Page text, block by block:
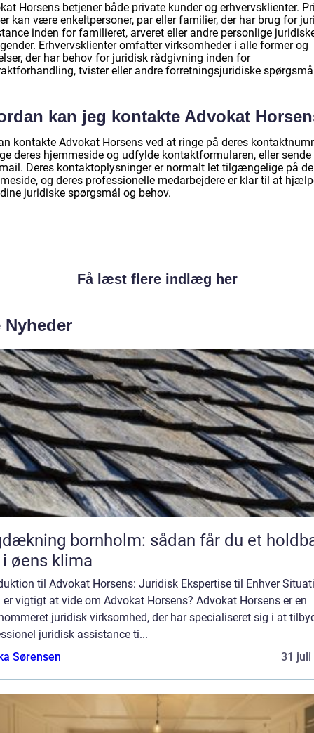
Horsens betjener både private kunder og erhvervsklienter.
kan være enkeltpersoner, par eller familier, der har brug for
inden for familieret, arveret eller andre personlige
Erhvervsklienter omfatter virksomheder i alle former og
der har behov for juridisk rådgivning inden for
tvister eller andre forretningsjuridiske
kan jeg kontakte Advokat
kontakte Advokat Horsens ved at ringe på deres
deres hjemmeside og udfylde kontaktformularen, eller sende
Deres kontaktoplysninger er normalt let tilgængelige på
og deres professionelle medarbejdere er klar til at
juridiske spørgsmål og behov.
Få læst flere indlæg her
Nyheder
bornholm: sådan får du et
øens klima
til Advokat Horsens: Juridisk Ekspertise til Enhver
er vigtigt at vide om Advokat Horsens? Advokat Horsens er en
juridisk virksomhed, der har specialiseret sig i at
juridisk assistance ti...
Sørensen
31 juli